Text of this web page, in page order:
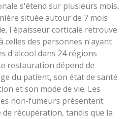
s'étend sur plusieurs mois,
située autour de 7 mois
l'épaisseur corticale retrouve
celles des personnes n'ayant
d'alcool dans 24 régions
restauration dépend de
du patient, son état de santé
et son mode de vie. Les
non-fumeurs présentent
récupération, tandis que la